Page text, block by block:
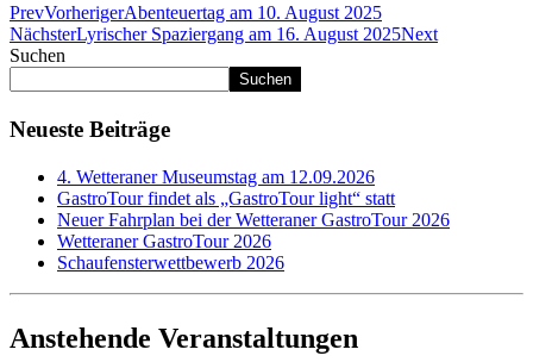
PrevVorherigerAbenteuertag am 10. August 2025
NächsterLyrischer Spaziergang am 16. August 2025Next
Suchen
Suchen
Neueste Beiträge
4. Wetteraner Museumstag am 12.09.2026
GastroTour findet als „GastroTour light“ statt
Neuer Fahrplan bei der Wetteraner GastroTour 2026
Wetteraner GastroTour 2026
Schaufensterwettbewerb 2026
Anstehende Veranstaltungen